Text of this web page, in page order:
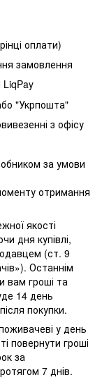
оплати)
замовлення
"Укрпошта"
з офісу
за умови
отримання
якості
дня купівлі,
(ст. 9
Останнім
вам гроші та
14 день
покупки.
у день
повернути гроші
за
7 днів.